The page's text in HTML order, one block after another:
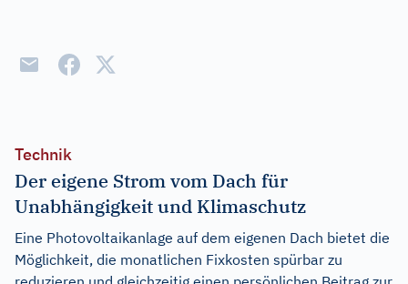
Technik
Der eigene Strom vom Dach für
Unabhängigkeit und Klimaschutz
Eine Photovoltaikanlage auf dem eigenen Dach bietet die
Möglichkeit, die monatlichen Fixkosten spürbar zu